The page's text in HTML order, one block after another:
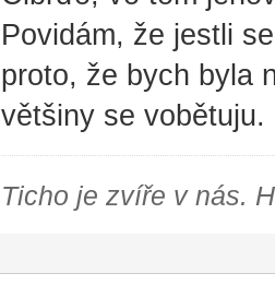
Povidám, že jestli
proto, že bych byla
většiny se vobětuju.
Ticho je zvíře v nás.